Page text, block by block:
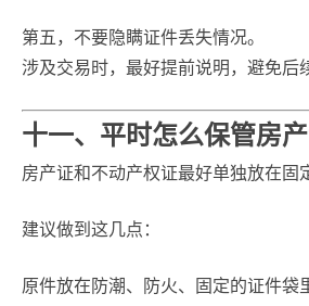
第五，不要隐瞒证件丢失情况。
涉及交易时，最好提前说明，避免后
十一、平时怎么保管房产
房产证和不动产权证最好单独放在固
建议做到这几点：
原件放在防潮、防火、固定的证件袋